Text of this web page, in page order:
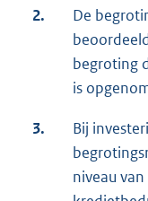
2.
De
begroting
is
3.
Bij
niveau